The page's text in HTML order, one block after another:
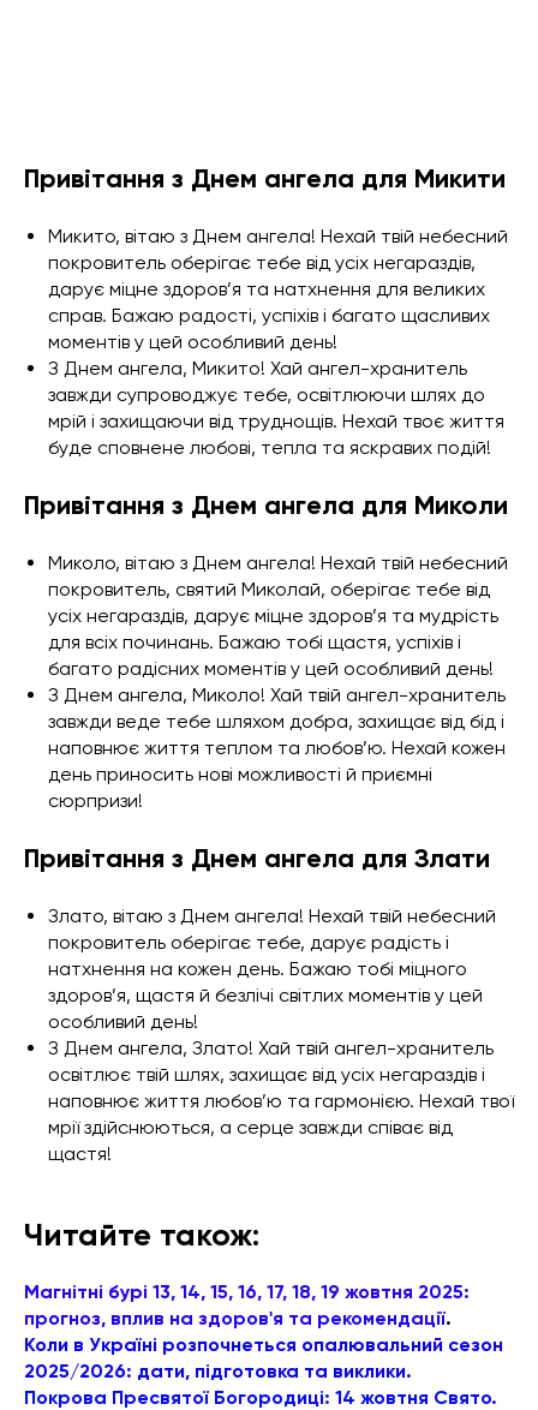
Привітання з Днем ангела для Микити
Микито, вітаю з Днем ангела! Нехай твій небесний
покровитель оберігає тебе від усіх негараздів,
дарує міцне здоров’я та натхнення для великих
справ. Бажаю радості, успіхів і багато щасливих
моментів у цей особливий день!
З Днем ангела, Микито! Хай ангел-хранитель
завжди супроводжує тебе, освітлюючи шлях до
мрій і захищаючи від труднощів. Нехай твоє життя
буде сповнене любові, тепла та яскравих подій!
Привітання з Днем ангела для Миколи
Миколо, вітаю з Днем ангела! Нехай твій небесний
покровитель, святий Миколай, оберігає тебе від
усіх негараздів, дарує міцне здоров’я та мудрість
для всіх починань. Бажаю тобі щастя, успіхів і
багато радісних моментів у цей особливий день!
З Днем ангела, Миколо! Хай твій ангел-хранитель
завжди веде тебе шляхом добра, захищає від бід і
наповнює життя теплом та любов’ю. Нехай кожен
день приносить нові можливості й приємні
сюрпризи!
Привітання з Днем ангела для Злати
Злато, вітаю з Днем ангела! Нехай твій небесний
покровитель оберігає тебе, дарує радість і
натхнення на кожен день. Бажаю тобі міцного
здоров’я, щастя й безлічі світлих моментів у цей
особливий день!
З Днем ангела, Злато! Хай твій ангел-хранитель
освітлює твій шлях, захищає від усіх негараздів і
наповнює життя любов’ю та гармонією. Нехай твої
мрії здійснюються, а серце завжди співає від
щастя!
Читайте також:
Магнітні бурі 13, 14, 15, 16, 17, 18, 19 жовтня 2025:
прогноз, вплив на здоров'я та рекомендації.
Коли в Україні розпочнеться опалювальний сезон
2025/2026: дати, підготовка та виклики.
Покрова Пресвятої Богородиці: 14 жовтня Свято.